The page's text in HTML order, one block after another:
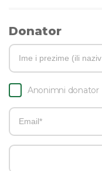
Donator
Anonimni donator